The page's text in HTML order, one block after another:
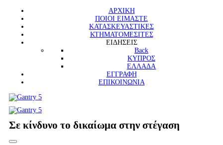
ΑΡΧΙΚΗ
ΠΟΙΟΙ ΕΙΜΑΣΤΕ
ΚΑΤΑΣΚΕΥΑΣΤΙΚΕΣ
ΚΤΗΜΑΤΟΜΕΣΙΤΕΣ
ΕΙΔΗΣΕΙΣ
Back
ΚΥΠΡΟΣ
ΕΛΛΑΔΑ
ΕΓΓΡΑΦΗ
ΕΠΙΚΟΙΝΩΝΙΑ
Σε κίνδυνο το δικαίωμα στην στέγαση